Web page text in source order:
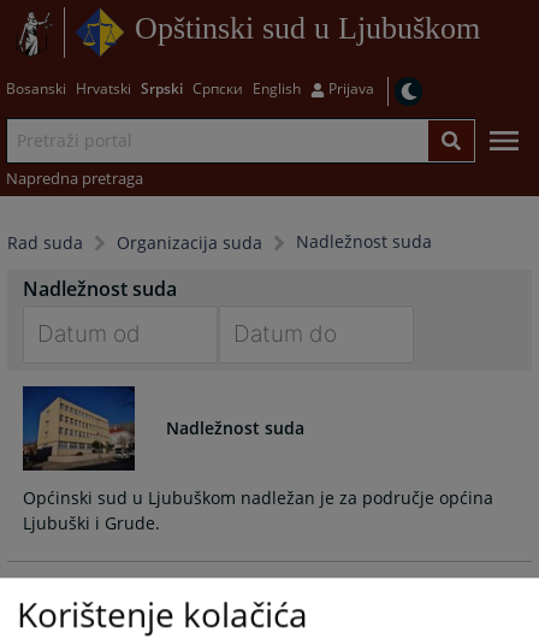
Opštinski sud u Ljubuškom
Bosanski Hrvatski Srpski Српски English Prijava
Napredna pretraga
Rad suda Organizacija suda Nadležnost suda
Nadležnost suda
forward
to
interact
the
calendar
and
select
a
to
the
and
select
a
Nadležnost suda
Općinski sud u Ljubuškom nadležan je za područje općina
Korištenje kolačića